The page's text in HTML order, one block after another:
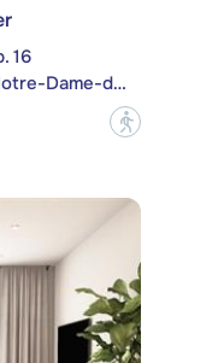
16
Montréal (Côte-des-Neiges/Notre-Dame-de-Grâce)
?